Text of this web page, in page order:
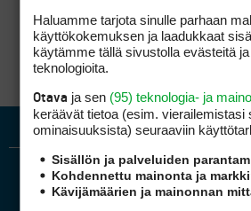
Haluamme tarjota sinulle parhaan
käyttökokemuksen ja laadukkaat
käytämme tällä sivustolla evästeitä
teknologioita.
Otava ja sen (95) teknologia- ja
keräävät tietoa (esim. vierailemis­tasi
ominaisuuk­sista) seuraaviin
Sisällön ja palveluiden
Kohdennettu mainonta ja
Kävijämäärien ja mainonnan